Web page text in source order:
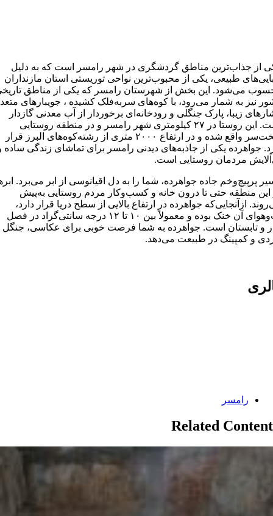
از جذاب‌ترین مناطق گردشگری در شهر رامسر است که به دلیل
طبیعی، یکی از محبوب‌ترین نواحی توریستی استان مازنداران
می‌شود. این بخش از شهرستان رامسر که یکی از مناطق
نیز به شمار می‌رود، با کوه‌های سربه‌فلک کشیده ، جویبارهای
زیبا، پارک جنگلی و رودخانه‌ای برخوردار از آب معدنی گازدار
است. این روستا در ۲۷ کیلومتری شهر رامسر و در منطقه روستایی
سخت‌سر واقع شده و در ارتفاع ۲۰۰۰ متری از رشته‌کوه‌های البرز قرار
جواهرده یکی از جاذبه‌های دیدنی رامسر برای تماشای زندگی ساده
مردمان روستایی است.
پرپیچ‌وخم جاده جواهرده، شما را به دل اقیانوسی از ابر می‌برد.
این منطقه حتی تا درون خانه و کسب‌وکار مردم روستایی به‌پیش
ازآنجایی‌که جواهرده در ارتفاع بالایی از سطح دریا قرار دارد،
آب‌وهوای آن خنک بوده و معمولاً بین ۱۰ تا ۱۲ درجه سانتی‌گراد در فصل
و تابستان است. جواهرده به شما فرصت خوبی برای عکاسی، جنگل
و کمپینگ در طبیعت می‌دهد.
Categories:
رامسر
Related Content